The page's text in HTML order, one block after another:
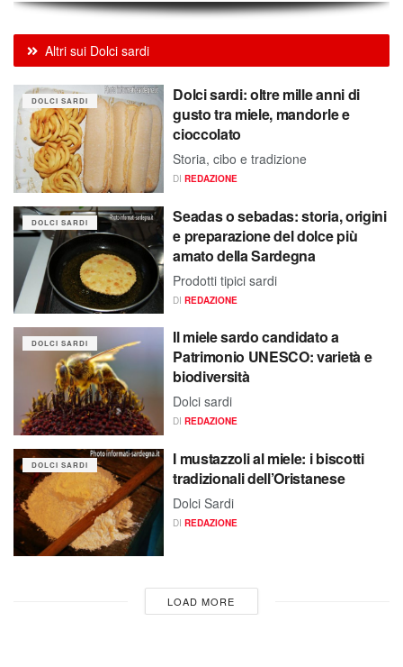
Altri sui Dolci sardi
DOLCI SARDI
Dolci sardi: oltre mille anni di
gusto tra miele, mandorle e
cioccolato
Storia, cibo e tradizione
DI REDAZIONE
DOLCI SARDI
Seadas o sebadas: storia, origini
e preparazione del dolce più
amato della Sardegna
Prodotti tipici sardi
DI REDAZIONE
DOLCI SARDI
Il miele sardo candidato a
Patrimonio UNESCO: varietà e
biodiversità
Dolci sardi
DI REDAZIONE
DOLCI SARDI
I mustazzoli al miele: i biscotti
tradizionali dell’Oristanese
Dolci Sardi
DI REDAZIONE
LOAD MORE